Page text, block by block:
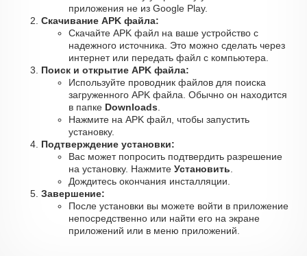
приложения не из Google Play.
Скачивание APK файла:
Скачайте APK файл на ваше устройство с
надежного источника. Это можно сделать через
интернет или передать файл с компьютера.
Поиск и открытие APK файла:
Используйте проводник файлов для поиска
загруженного APK файла. Обычно он находится
в папке Downloads
Нажмите на APK файл, чтобы запустить
установку.
Подтверждение установки:
Вас может попросить подтвердить разрешение
на установку. Нажмите Установить
Дождитесь окончания инсталляции.
Завершение:
После установки вы можете войти в приложение
непосредственно или найти его на экране
приложений или в меню приложений.